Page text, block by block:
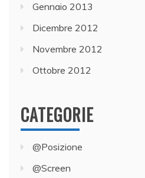
Gennaio 2013
Dicembre 2012
Novembre 2012
Ottobre 2012
CATEGORIE
@Posizione
@Screen